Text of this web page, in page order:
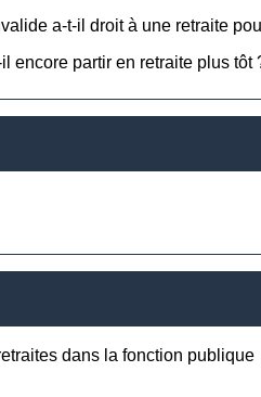
a-t-il droit à une retraite
encore partir en retraite plus tôt
dans la fonction publique